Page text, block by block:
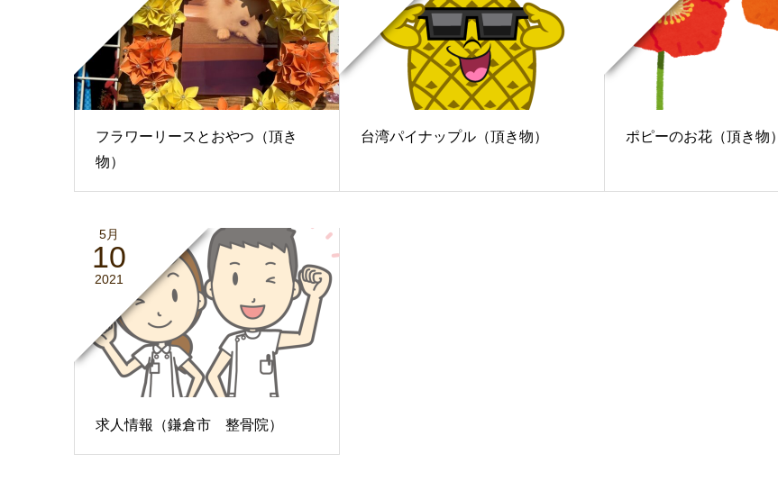
フラワーリースとおやつ（頂き
物）
台湾パイナップル（頂き物） ポピーのお花（頂き物）
5月
10
2021
求人情報（鎌倉市 整骨院）